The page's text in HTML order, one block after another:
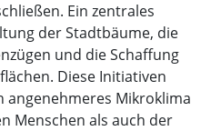
Ein zentrales
der Stadtbäume, die
und die Schaffung
Diese Initiativen
angenehmeres Mikroklima
Menschen als auch der